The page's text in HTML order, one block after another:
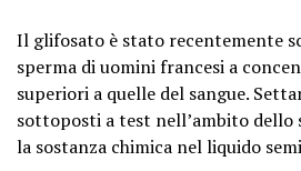
Il glifosato è stato recentemente
sperma di uomini francesi a
superiori a quelle del sangue.
sottoposti a test nell’ambito dello
la sostanza chimica nel liquido